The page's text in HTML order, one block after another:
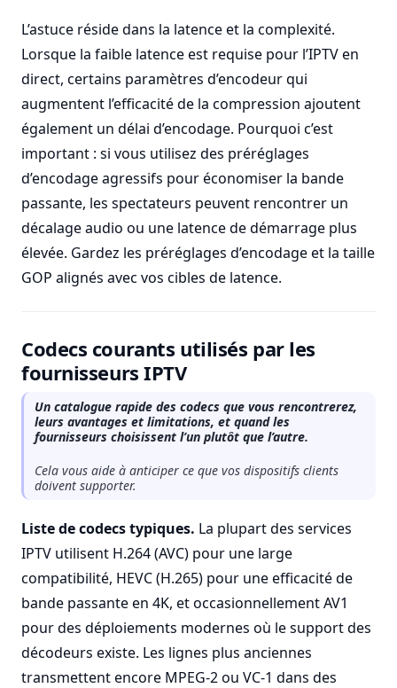
L’astuce réside dans la latence et la complexité.
Lorsque la faible latence est requise pour l’IPTV en
direct, certains paramètres d’encodeur qui
augmentent l’efficacité de la compression ajoutent
également un délai d’encodage. Pourquoi c’est
important : si vous utilisez des préréglages
d’encodage agressifs pour économiser la bande
passante, les spectateurs peuvent rencontrer un
décalage audio ou une latence de démarrage plus
élevée. Gardez les préréglages d’encodage et la taille
GOP alignés avec vos cibles de latence.
Codecs courants utilisés par les
fournisseurs IPTV
Un catalogue rapide des codecs que vous rencontrerez,
leurs avantages et limitations, et quand les
fournisseurs choisissent l’un plutôt que l’autre.
Cela vous aide à anticiper ce que vos dispositifs clients
doivent supporter.
Liste de codecs typiques. La plupart des services
IPTV utilisent H.264 (AVC) pour une large
compatibilité, HEVC (H.265) pour une efficacité de
bande passante en 4K, et occasionnellement AV1
pour des déploiements modernes où le support des
décodeurs existe. Les lignes plus anciennes
transmettent encore MPEG-2 ou VC-1 dans des